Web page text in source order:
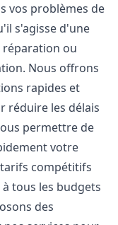
vos problèmes de
s'agisse d'une
réparation ou
Nous offrons
rapides et
réduire les délais
permettre de
votre
compétitifs
tous les budgets
des